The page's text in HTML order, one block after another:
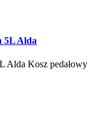
5L Alda
Alda Kosz pedałowy